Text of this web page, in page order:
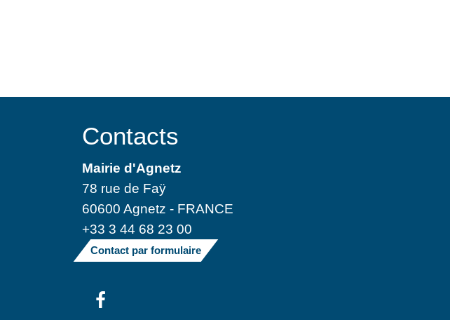
Contacts
Mairie d'Agnetz
78 rue de Faÿ
60600 Agnetz - FRANCE
+33 3 44 68 23 00
Contact par formulaire